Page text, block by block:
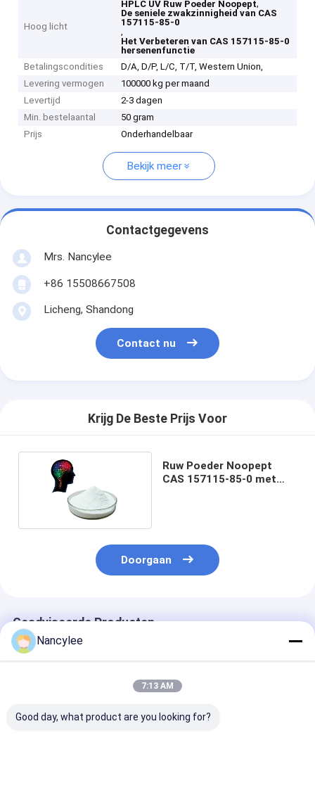
Hoog licht
HPLC UV Ruw Poeder Noopept,
De seniele zwakzinnigheid van CAS
157115-85-0
,
Het Verbeteren van CAS 157115-85-0
hersenenfunctie
Betalingscondities
D/A, D/P, L/C, T/T, Western Union,
Levering vermogen
100000 kg per maand
Levertijd
2-3 dagen
Min. bestelaantal
50 gram
Prijs
Onderhandelbaar
Bekijk meer
Contactgegevens
Mrs. Nancylee
+86 15508667508
Licheng, Shandong
Contact nu
Krijg De Beste Prijs Voor
Ruw Poeder Noopept
CAS 157115-85-0 met
Doorgaan
Geadviseerde Producten
Nancylee
7:13 AM
Good day, what product are you looking for?